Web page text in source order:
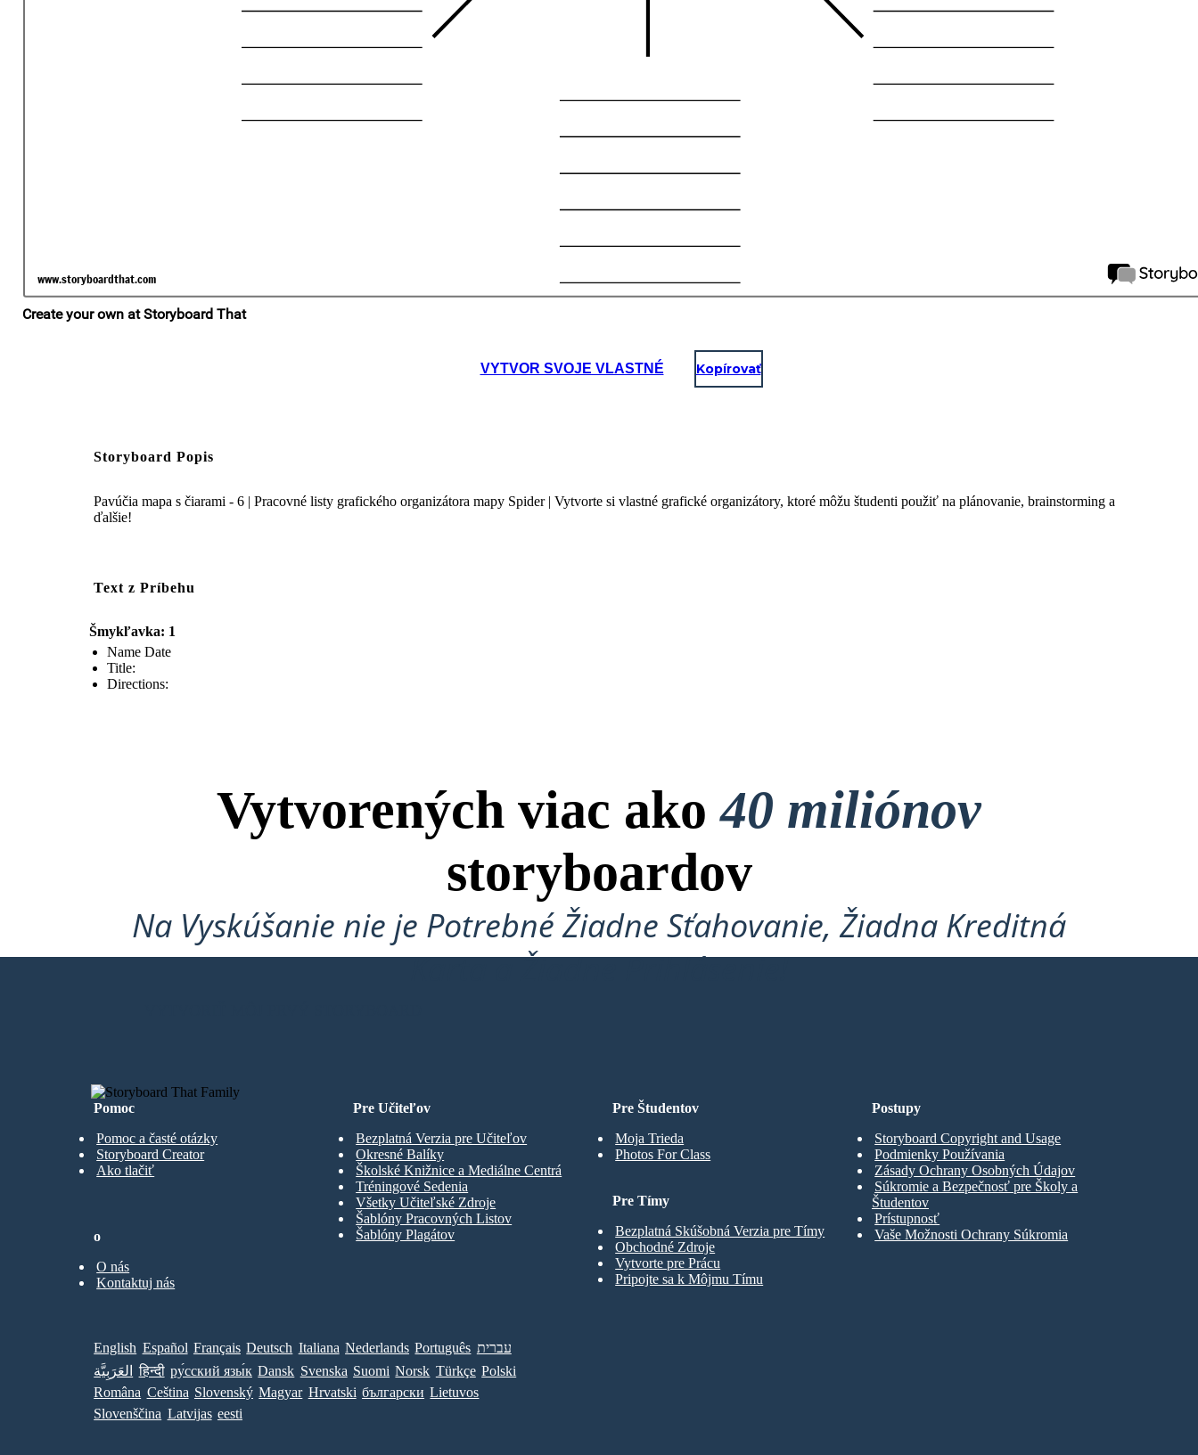
VYTVOR SVOJE VLASTNÉ Kopírovať
Storyboard Popis
Pavúčia mapa s čiarami - 6 | Pracovné listy grafického organizátora mapy Spider | Vytvorte si vlastné grafické organizátory, ktoré môžu študenti použiť na plánovanie, brainstorming a
ďalšie!
Text z Príbehu
Šmykľavka: 1
Name Date
Title:
Directions:
Vytvorených viac ako40 miliónov
storyboardov
Na Vyskúšanie nie je Potrebné Žiadne Sťahovanie, Žiadna Kreditná
Karta a Žiadne Prihlásenie!
Pomoc
Pomoc a časté otázky
Storyboard Creator
Ako tlačiť
Pre Študentov
Moja Trieda
Photos For Class
Pre Učiteľov
Bezplatná Verzia pre Učiteľov
Okresné Balíky
Školské Knižnice a Mediálne Centrá
Tréningové Sedenia
Všetky Učiteľské Zdroje
Šablóny Pracovných Listov
Šablóny Plagátov
Pre Tímy
Bezplatná Skúšobná Verzia pre Tímy
Obchodné Zdroje
Vytvorte pre Prácu
Pripojte sa k Môjmu Tímu
o
O nás
Kontaktuj nás
Postupy
Storyboard Copyright and Usage
Podmienky Používania
Zásady Ochrany Osobných Údajov
Súkromie a Bezpečnosť pre Školy a
Študentov
Prístupnosť
Vaše Možnosti Ochrany Súkromia
English Español Français Deutsch Italiana Nederlands Português עברית
العَرَبِيَّة
हिन्दी ру́сский язы́к Dansk Svenska Suomi Norsk Türkçe Polski
Româna Ceština Slovenský Magyar Hrvatski български Lietuvos
Slovenščina Latvijas eesti